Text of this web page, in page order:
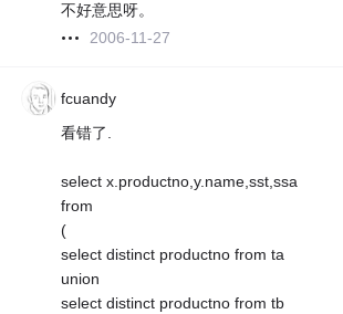
不好意思呀。
2006-11-27
fcuandy
看错了.
select x.productno,y.name,sst,ssa
from
(
select distinct productno from ta
union
select distinct productno from tb